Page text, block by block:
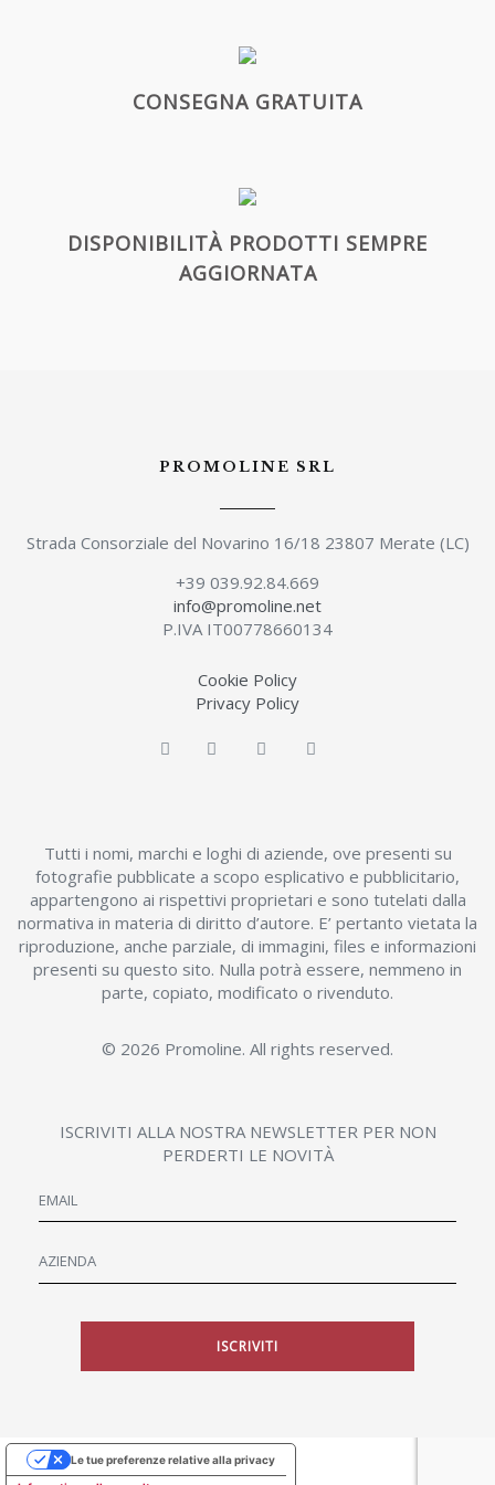
CONSEGNA GRATUITA
DISPONIBILITÀ PRODOTTI SEMPRE
AGGIORNATA
PROMOLINE SRL
Strada Consorziale del Novarino 16/18 23807 Merate (LC)
+39 039.92.84.669
info@promoline.net
P.IVA IT00778660134
Cookie Policy
Privacy Policy
Tutti i nomi, marchi e loghi di aziende, ove presenti su
fotografie pubblicate a scopo esplicativo e pubblicitario,
appartengono ai rispettivi proprietari e sono tutelati dalla
normativa in materia di diritto d’autore. E’ pertanto vietata la
riproduzione, anche parziale, di immagini, files e informazioni
presenti su questo sito. Nulla potrà essere, nemmeno in
parte, copiato, modificato o rivenduto.
© 2026 Promoline. All rights reserved.
ISCRIVITI ALLA NOSTRA NEWSLETTER PER NON
PERDERTI LE NOVITÀ
ISCRIVITI
Le tue preferenze relative alla privacy